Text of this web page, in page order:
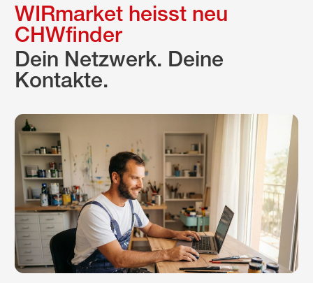
WIRmarket heisst neu
CHWfinder
Dein Netzwerk. Deine
Kontakte.